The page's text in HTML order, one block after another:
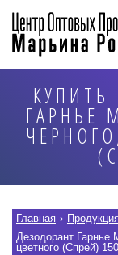
ГАРНЬЕ
Главная ›
Дезодорант
цветного (Спрей)